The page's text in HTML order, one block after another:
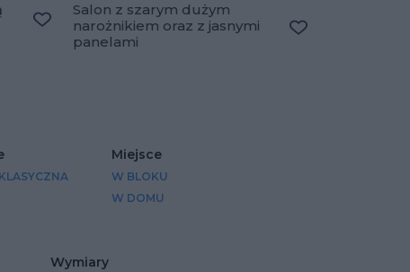
Dodaj do ulubionych
Salon z szarym dużym
narożnikiem oraz z jasnymi
panelami
Miejsce
W BLOKU
W DOMU
Wymiary